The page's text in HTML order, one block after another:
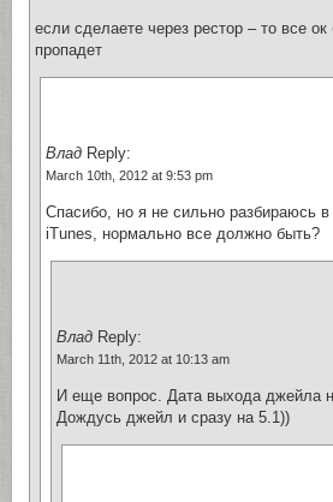
если сделаете через рестор – то все
пропадет
Влад Reply:
March 10th, 2012 at 9:53 pm
Спасибо, но я не сильно разбираюсь
iTunes, нормально все должно быть?
Влад Reply:
March 11th, 2012 at 10:13 am
И еще вопрос. Дата выхода джейла
Дождусь джейл и сразу на 5.1))